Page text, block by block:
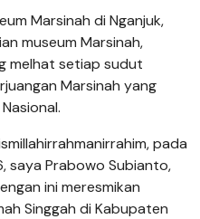
Marsinah di Nganjuk,
museum Marsinah,
melhat setiap sudut
Marsinah yang
pada
saya Prabowo Subianto,
ini meresmikan
Singgah di Kabupaten